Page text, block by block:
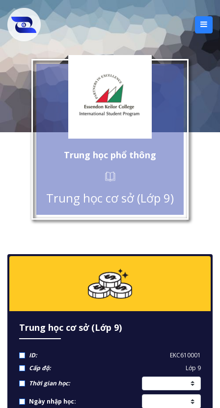
Trung học phổ thông
Trung học cơ sở (Lớp 9)
Trung học cơ sở (Lớp 9)
ID:
EKC610001
Cấp độ:
Lớp 9
Thời gian học:
Ngày nhập học: